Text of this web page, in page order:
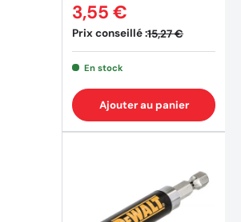
Prix conseillé :15,27 €
3,55 €
En stock
Ajouter au panier